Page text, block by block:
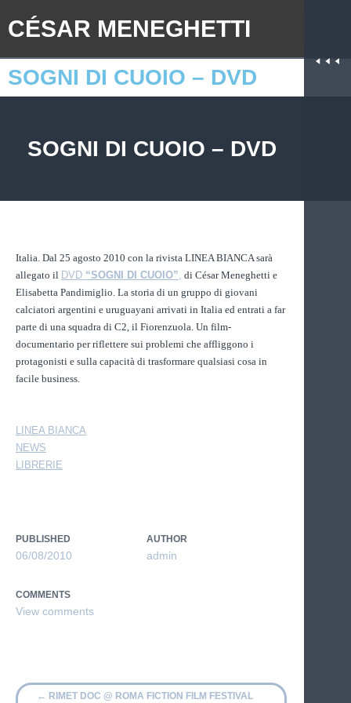
CÉSAR MENEGHETTI
SOGNI DI CUOIO – DVD
SOGNI DI CUOIO – DVD
Italia. Dal 25 agosto 2010 con la rivista LINEA BIANCA sarà
allegato il DVD “SOGNI DI CUOIO”, di César Meneghetti e
Elisabetta Pandimiglio. La storia di un gruppo di giovani
calciatori argentini e uruguayani arrivati in Italia ed entrati a far
parte di una squadra di C2, il Fiorenzuola. Un film-
documentario per riflettere sui problemi che affliggono i
protagonisti e sulla capacità di trasformare qualsiasi cosa in
facile business.
LINEA BIANCA
NEWS
LIBRERIE
PUBLISHED
06/08/2010
AUTHOR
admin
COMMENTS
← RIMET DOC @ ROMA FICTION FILM FESTIVAL